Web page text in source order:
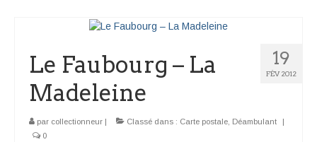
19
FÉV 2012
Le Faubourg – La
Madeleine
par collectionneur | Classé dans : Carte postale Déambulant
|
0